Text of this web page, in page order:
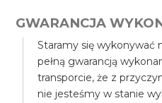
GWARANCJA
Staramy się wykonywać
pełną gwarancją
transporcie, że z
nie jesteśmy w stanie